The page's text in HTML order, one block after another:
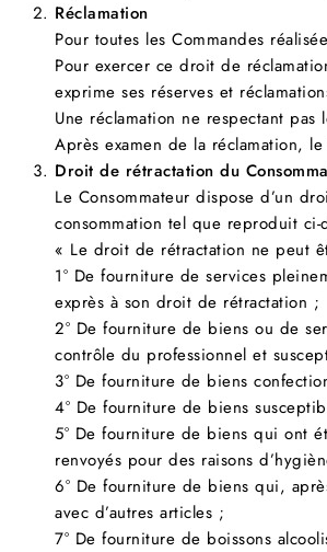
Réclamation
Pour toutes les Commandes
Pour exercer ce droit de
exprime ses réserves et
Une réclamation ne respectant
Après examen de la réclamation,
Droit de rétractation du
Le Consommateur dispose d’un
consommation tel que reproduit ci-
« Le droit de rétractation ne peut
1° De fourniture de services
exprès à son droit de rétractation ;
2° De fourniture de biens ou de
contrôle du professionnel et
3° De fourniture de biens
4° De fourniture de biens
5° De fourniture de biens qui ont
renvoyés pour des raisons
6° De fourniture de biens qui,
avec d’autres articles ;
7° De fourniture de boissons